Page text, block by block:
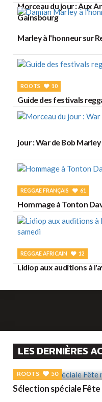
Morceau du jour : Aux
Gainsbourg
Marley à l'honneur sur
ROOTS 10
Guide des festivals
jour : War de Bob Marley
REGGAE FRANÇAIS 61
Hommage à Tonton
REGGAE AFRICAIN 12
Lidiop aux auditions à
LES DERNIÈRES
ROOTS 50
Sélection spéciale